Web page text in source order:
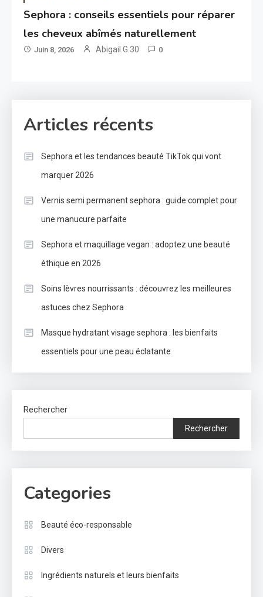
Sephora : conseils essentiels pour réparer
les cheveux abîmés naturellement
Juin 8, 2026 Abigail.G.30 0
Articles récents
Sephora et les tendances beauté TikTok qui vont
marquer 2026
Vernis semi permanent sephora : guide complet pour
une manucure parfaite
Sephora et maquillage vegan : adoptez une beauté
éthique en 2026
Soins lèvres nourrissants : découvrez les meilleures
astuces chez Sephora
Masque hydratant visage sephora : les bienfaits
essentiels pour une peau éclatante
Rechercher
Rechercher
Categories
Beauté éco-responsable
Divers
Ingrédients naturels et leurs bienfaits